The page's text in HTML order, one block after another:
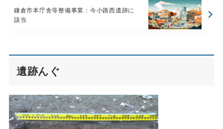
鎌倉市本庁舎等整備事業：今小路西遺跡に
該当
遺跡んぐ